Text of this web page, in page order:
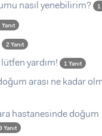
nasıl yenebilirim? 1
Yanıt
2 Yanıt
yardım! 1 Yanıt
arası ne kadar
hastanesinde doğum
Yanıt